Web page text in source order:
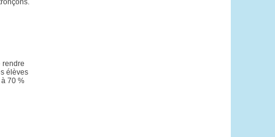
rendre
élèves
70 %